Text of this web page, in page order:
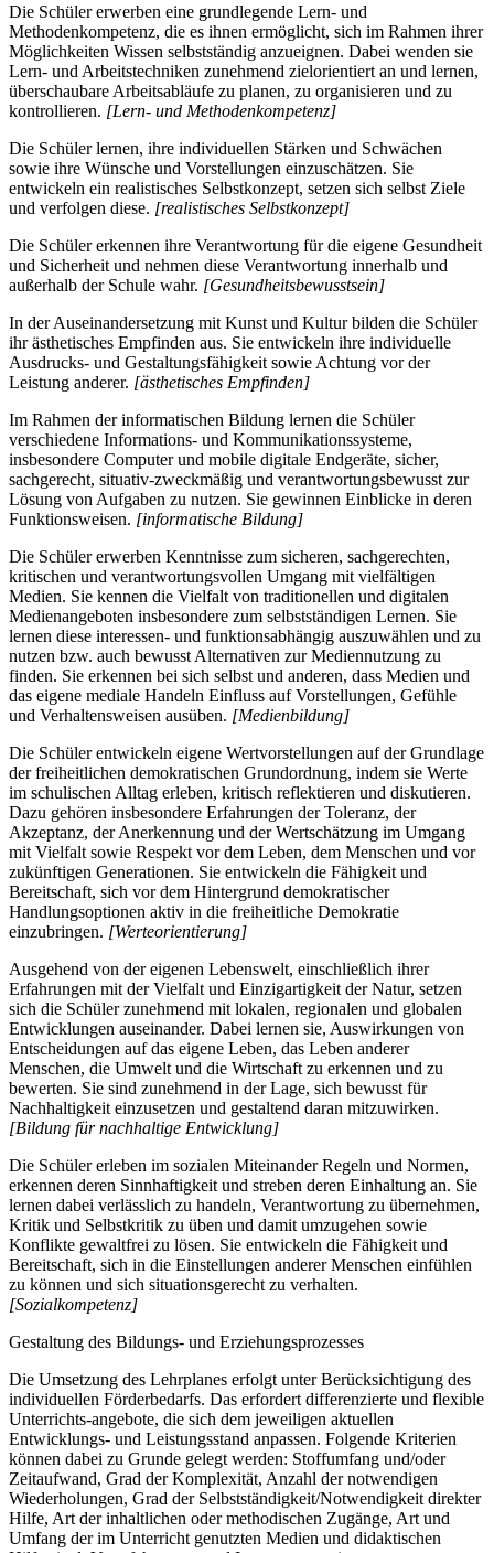
Die Schüler erwerben eine grundlegende Lern- und
Methodenkompetenz, die es ihnen ermöglicht, sich im Rahmen ihrer
Möglichkeiten Wissen selbstständig anzueignen. Dabei wenden sie
Lern- und Arbeitstechniken zunehmend zielorientiert an und lernen,
überschaubare Arbeitsabläufe zu planen, zu organisieren und zu
kontrollieren. [Lern- und Methodenkompetenz]
Die Schüler lernen, ihre individuellen Stärken und Schwächen
sowie ihre Wünsche und Vorstellungen einzuschätzen. Sie
entwickeln ein realistisches Selbstkonzept, setzen sich selbst Ziele
und verfolgen diese. [realistisches Selbstkonzept]
Die Schüler erkennen ihre Verantwortung für die eigene Gesundheit
und Sicherheit und nehmen diese Verantwortung innerhalb und
außerhalb der Schule wahr. [Gesundheitsbewusstsein]
In der Auseinandersetzung mit Kunst und Kultur bilden die Schüler
ihr ästhetisches Empfinden aus. Sie entwickeln ihre individuelle
Ausdrucks- und Gestaltungsfähigkeit sowie Achtung vor der
Leistung anderer. [ästhetisches Empfinden]
Im Rahmen der informatischen Bildung lernen die Schüler
verschiedene Informations- und Kommunikationssysteme,
insbesondere Computer und mobile digitale Endgeräte, sicher,
sachgerecht, situativ-zweckmäßig und verantwortungsbewusst zur
Lösung von Aufgaben zu nutzen. Sie gewinnen Einblicke in deren
Funktionsweisen. [informatische Bildung]
Die Schüler erwerben Kenntnisse zum sicheren, sachgerechten,
kritischen und verantwortungsvollen Umgang mit vielfältigen
Medien. Sie kennen die Vielfalt von traditionellen und digitalen
Medienangeboten insbesondere zum selbstständigen Lernen. Sie
lernen diese interessen- und funktionsabhängig auszuwählen und zu
nutzen bzw. auch bewusst Alternativen zur Mediennutzung zu
finden. Sie erkennen bei sich selbst und anderen, dass Medien und
das eigene mediale Handeln Einfluss auf Vorstellungen, Gefühle
und Verhaltensweisen ausüben. [Medienbildung]
Die Schüler entwickeln eigene Wertvorstellungen auf der Grundlage
der freiheitlichen demokratischen Grundordnung, indem sie Werte
im schulischen Alltag erleben, kritisch reflektieren und diskutieren.
Dazu gehören insbesondere Erfahrungen der Toleranz, der
Akzeptanz, der Anerkennung und der Wertschätzung im Umgang
mit Vielfalt sowie Respekt vor dem Leben, dem Menschen und vor
zukünftigen Generationen. Sie entwickeln die Fähigkeit und
Bereitschaft, sich vor dem Hintergrund demokratischer
Handlungsoptionen aktiv in die freiheitliche Demokratie
einzubringen. [Werteorientierung]
Ausgehend von der eigenen Lebenswelt, einschließlich ihrer
Erfahrungen mit der Vielfalt und Einzigartigkeit der Natur, setzen
sich die Schüler zunehmend mit lokalen, regionalen und globalen
Entwicklungen auseinander. Dabei lernen sie, Auswirkungen von
Entscheidungen auf das eigene Leben, das Leben anderer
Menschen, die Umwelt und die Wirtschaft zu erkennen und zu
bewerten. Sie sind zunehmend in der Lage, sich bewusst für
Nachhaltigkeit einzusetzen und gestaltend daran mitzuwirken.
[Bildung für nachhaltige Entwicklung]
Die Schüler erleben im sozialen Miteinander Regeln und Normen,
erkennen deren Sinnhaftigkeit und streben deren Einhaltung an. Sie
lernen dabei verlässlich zu handeln, Verantwortung zu übernehmen,
Kritik und Selbstkritik zu üben und damit umzugehen sowie
Konflikte gewaltfrei zu lösen. Sie entwickeln die Fähigkeit und
Bereitschaft, sich in die Einstellungen anderer Menschen einfühlen
zu können und sich situationsgerecht zu verhalten.
[Sozialkompetenz]
Gestaltung des Bildungs- und Erziehungsprozesses
Die Umsetzung des Lehrplanes erfolgt unter Berücksichtigung des
individuellen Förderbedarfs. Das erfordert differenzierte und flexible
Unterrichts-angebote, die sich dem jeweiligen aktuellen
Entwicklungs- und Leistungsstand anpassen. Folgende Kriterien
können dabei zu Grunde gelegt werden: Stoffumfang und/oder
Zeitaufwand, Grad der Komplexität, Anzahl der notwendigen
Wiederholungen, Grad der Selbstständigkeit/Notwendigkeit direkter
Hilfe, Art der inhaltlichen oder methodischen Zugänge, Art und
Umfang der im Unterricht genutzten Medien und didaktischen